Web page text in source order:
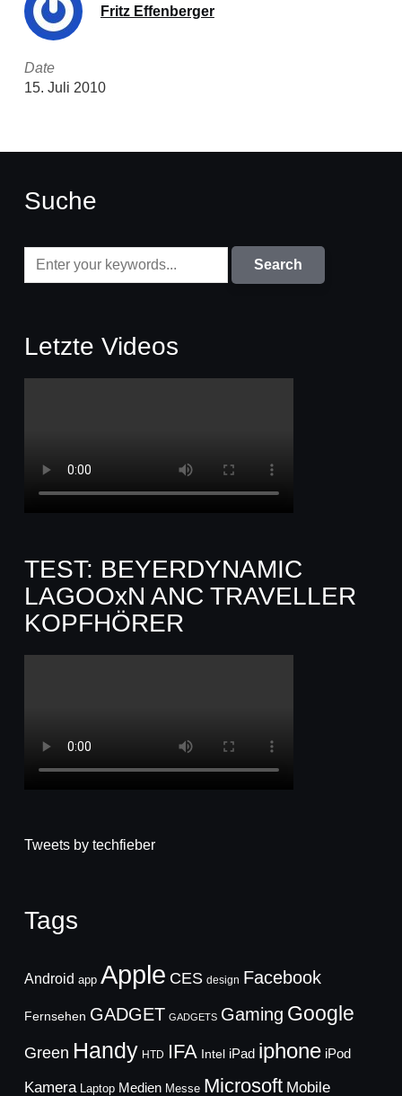
Fritz Effenberger
Date
15. Juli 2010
Suche
Letzte Videos
TEST: BEYERDYNAMIC
LAGOOxN ANC TRAVELLER
KOPFHÖRER
Tweets by techfieber
Tags
Android app Apple CES design Facebook
Fernsehen GADGET GADGETS Gaming Google
Green Handy HTD IFA Intel iPad iphone iPod
Kamera Laptop Medien Messe Microsoft Mobile